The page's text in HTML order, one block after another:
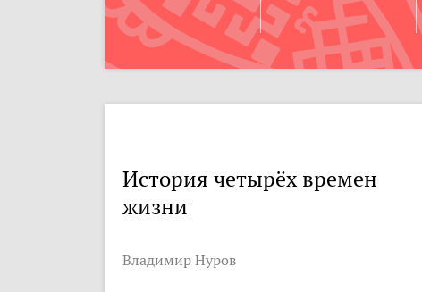
История четырёх времен
жизни
Владимир Нуров